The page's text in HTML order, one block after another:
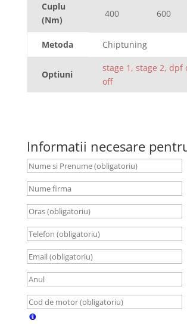
Cuplu
(Nm)
400 600
Metoda Chiptuning
Optiuni
stage 1, stage 2, dpf
off
Informatii necesare